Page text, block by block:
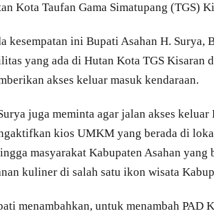
Kota Taufan Gama Simatupang (TGS)
kesempatan ini Bupati Asahan H. Surya,
yang ada di Hutan Kota TGS Kisaran
akses keluar masuk kendaraan.
juga meminta agar jalan akses
kios UMKM yang berada di
masyarakat Kabupaten Asahan
kuliner di salah satu ikon wisata
menambahkan, untuk menambah PAD